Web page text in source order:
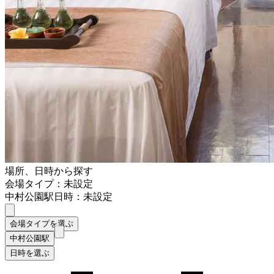
場所、日時から探す
会場タイプ：未設定
中村公園駅日時：未設定
会場タイプを選ぶ
中村公園駅
日時を選ぶ